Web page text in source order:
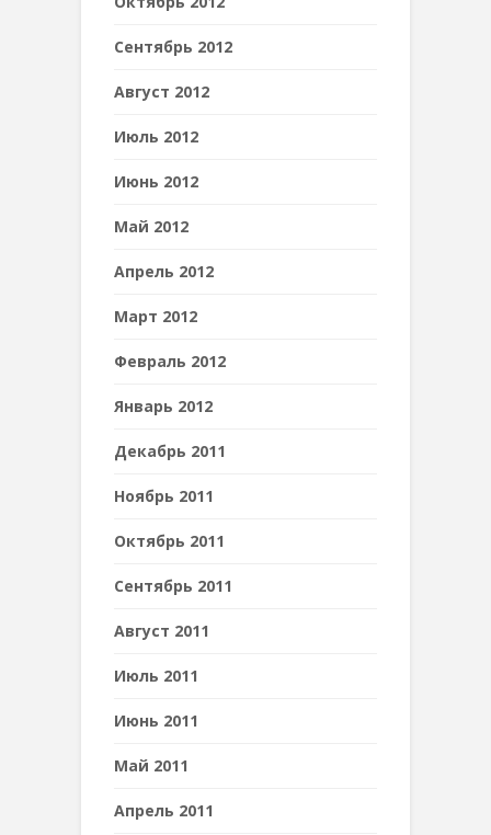
Сентябрь 2012
Август 2012
Июль 2012
Июнь 2012
Май 2012
Апрель 2012
Март 2012
Февраль 2012
Январь 2012
Декабрь 2011
Ноябрь 2011
Октябрь 2011
Сентябрь 2011
Август 2011
Июль 2011
Июнь 2011
Май 2011
Апрель 2011